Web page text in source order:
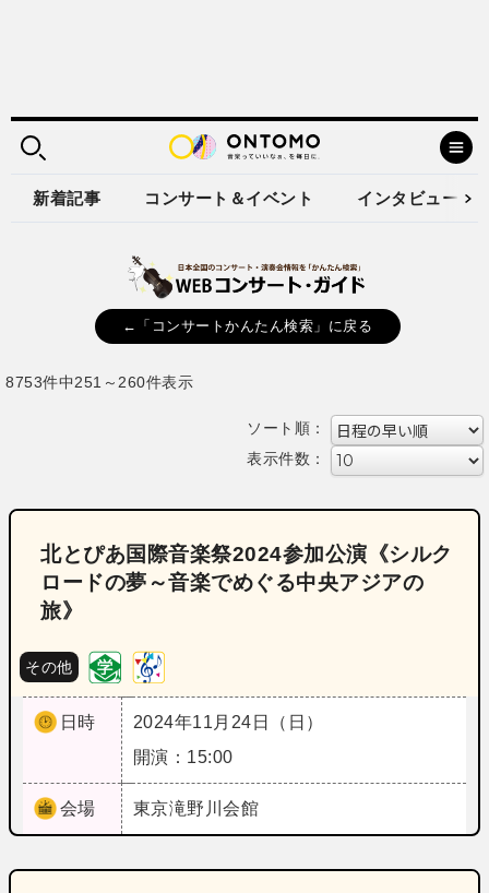
新着記事 コンサート＆イベント インタビュー
←「コンサートかんたん検索」に戻る
8753件中251～260件表示
ソート順：
表示件数：
北とぴあ国際音楽祭2024参加公演《シルク
ロードの夢～音楽でめぐる中央アジアの
旅》
その他
日時
2024年11月24日（日）
開演：15:00
会場 東京滝野川会館